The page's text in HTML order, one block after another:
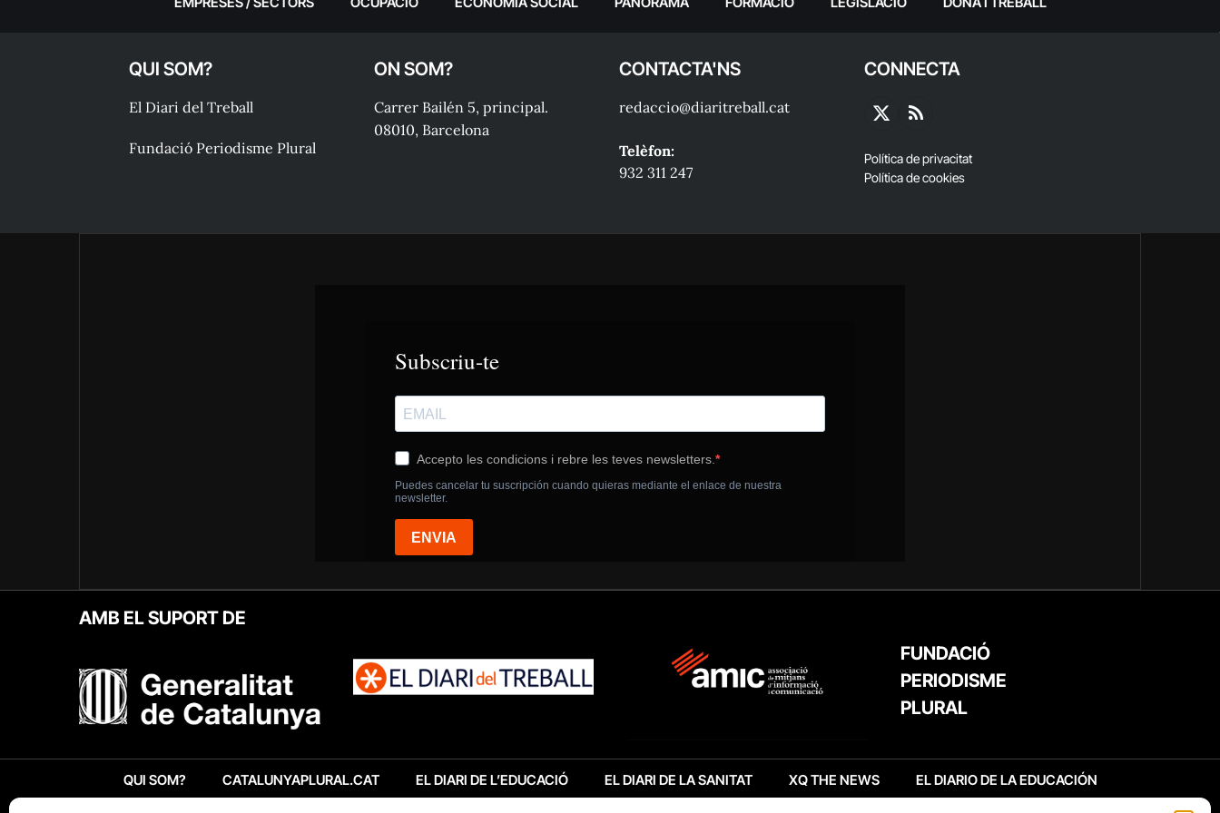
QUI SOM?
El Diari del Treball
Fundació Periodisme Plural
ON SOM?
Carrer Bailén 5, principal.
08010, Barcelona
CONTACTA'NS
redaccio@diaritreball.cat
Telèfon:
932 311 247
CONNECTA
X
RSS
Política de privacitat
Política de cookies
AMB EL SUPORT DE
FUNDACIÓ
PERIODISME
PLURAL
QUI SOM? CATALUNYAPLURAL.CAT EL DIARI DE L’EDUCACIÓ EL DIARI DE LA SANITAT XQ THE NEWS EL DIARIO DE LA EDUCACIÓN